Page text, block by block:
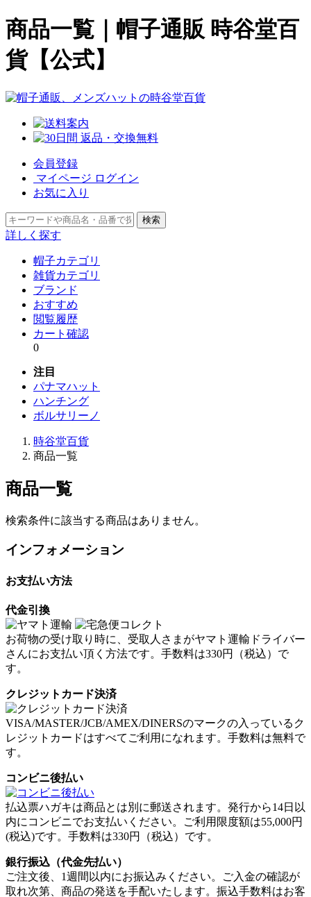
商品一覧｜帽子通販 時谷堂百
貨【公式】
会員登録
マイページ ログイン
お気に入り
検索
詳しく探す
帽子カテゴリ
雑貨カテゴリ
ブランド
おすすめ
閲覧履歴
カート確認
0
注目
パナマハット
ハンチング
ボルサリーノ
時谷堂百貨
商品一覧
商品一覧
検索条件に該当する商品はありません。
インフォメーション
お支払い方法
代金引換
お荷物の受け取り時に、受取人さまがヤマト運輸ドライバー
さんにお支払い頂く方法です。 手数料は330円（税込） で
す。
クレジットカード決済
VISA/MASTER/JCB/AMEX/DINERSのマークの入っているク
レジットカードはすべてご利用になれます。 手数料は無料で
す。
コンビニ後払い
払込票ハガキは商品とは別に郵送されます。発行から14日以
内にコンビニでお支払いください。
ご利用限度額は55,000円
(税込)です。 手数料は330円（税込） です。
銀行振込（代金先払い）
ご注文後、1週間以内にお振込みください。ご入金の確認が
取れ次第、商品の発送を手配いたします。 振込手数料はお客